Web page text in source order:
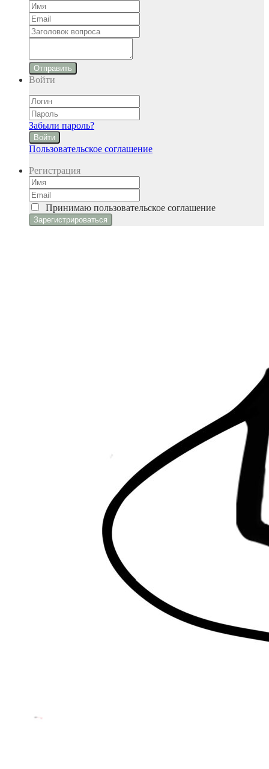
Отправить
Войти
Забыли пароль?
Войти
Пользовательское соглашение
Регистрация
Принимаю пользовательское соглашение